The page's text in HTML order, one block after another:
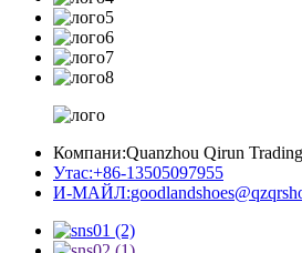
Компани:Quanzhou Qirun
Утас:+86-13505097955
И-МАЙЛ: